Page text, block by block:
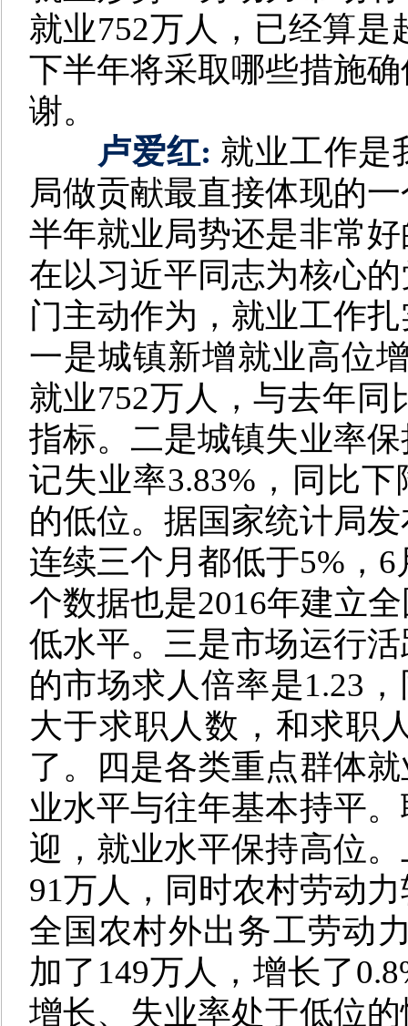
就业752万人，已经算
下半年将采取哪些措施
谢。
卢爱红: 就业工作是
局做贡献最直接体现的
半年就业局势还是非常
在以习近平同志为核心
门主动作为，就业工作
一是城镇新增就业高位
就业752万人，与去年
指标。 二是城镇失业率
记失业率3.83%，同比
的低位。据国家统计局
连续三个月都低于5%，
个数据也是2016年建立
低水平。 三是市场运行
的市场求人倍率是1.23
大于求职人数，和求职
了。
四是各类重点群体
业水平与往年基本持平
迎，就业水平保持高位
91万人，同时农村劳动
全国农村外出务工劳动
加了149万人，增长了
增长、失业率处于低位